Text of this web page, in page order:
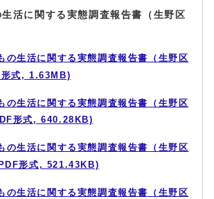
活に関する実態調査報告書（生野区
の生活に関する実態調査報告書（生野区
式, 1.63MB)
の生活に関する実態調査報告書（生野区
形式, 640.28KB)
の生活に関する実態調査報告書（生野区
形式, 521.43KB)
の生活に関する実態調査報告書（生野区